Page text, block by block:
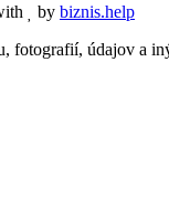
by biznis.help
fotografií, údajov a